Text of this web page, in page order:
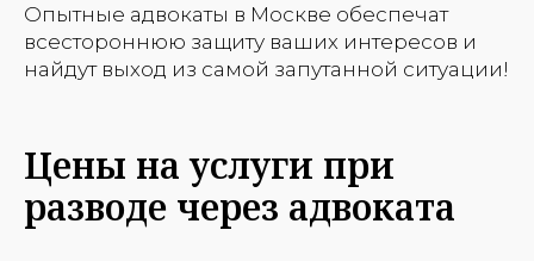
Опытные адвокаты в Москве обеспечат
всестороннюю защиту ваших интересов и
найдут выход из самой запутанной ситуации!
Цены на услуги при
разводе через адвоката